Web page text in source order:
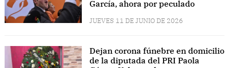
García, ahora por peculado
JUEVES 11 DE JUNIO DE 2026
Dejan corona fúnebre en domicilio
de la diputada del PRI Paola